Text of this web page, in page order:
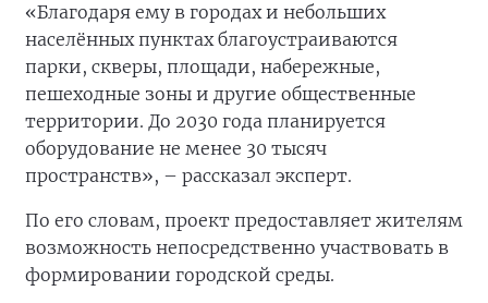
«Благодаря ему в городах и небольших
населённых пунктах благоустраиваются
парки, скверы, площади, набережные,
пешеходные зоны и другие общественные
территории. До 2030 года планируется
оборудование не менее 30 тысяч
пространств», – рассказал эксперт.
По его словам, проект предоставляет жителям
возможность непосредственно участвовать в
формировании городской среды.